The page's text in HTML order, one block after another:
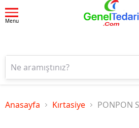
Menu
Anasayfa Kırtasiye PONPON